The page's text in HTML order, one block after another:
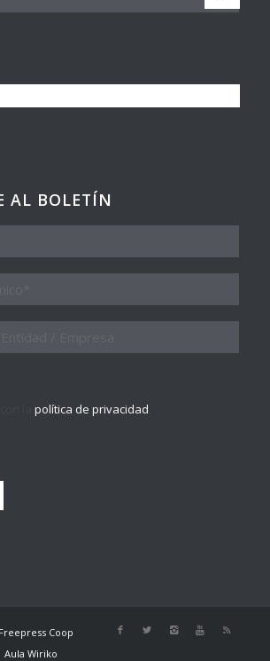
AL BOLETÍN
política de privacidad
Freepress Coop
Aula Wiriko